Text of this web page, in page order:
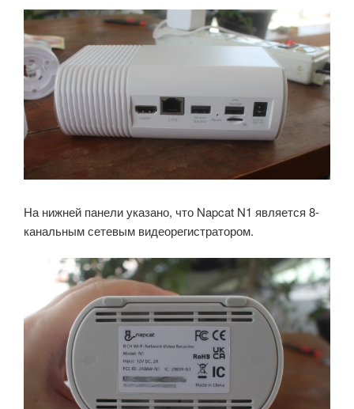
На нижней панели указано, что Napcat N1 является 8-
канальным сетевым видеорегистратором.